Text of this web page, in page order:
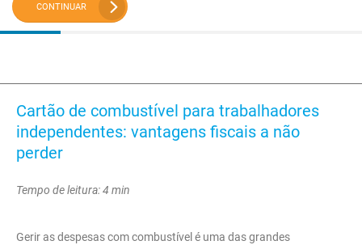
CONTINUAR
Cartão de combustível para trabalhadores
independentes: vantagens fiscais a não
perder
Tempo de leitura: 4 min
Gerir as despesas com combustível é uma das grandes